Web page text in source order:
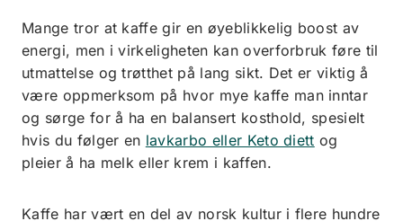
Mange tror at kaffe gir en øyeblikkelig boost av
energi, men i virkeligheten kan overforbruk føre til
utmattelse og trøtthet på lang sikt. Det er viktig å
være oppmerksom på hvor mye kaffe man inntar
og sørge for å ha en balansert kosthold, spesielt
hvis du følger en lavkarbo eller Keto diett og
pleier å ha melk eller krem i kaffen.
Kaffe har vært en del av norsk kultur i flere hundre